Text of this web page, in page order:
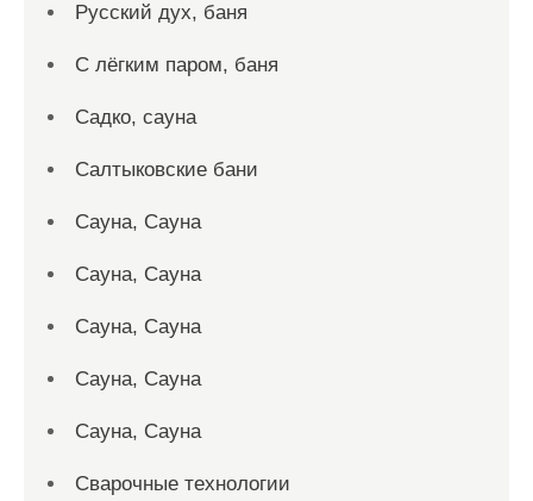
Русский дух, баня
С лёгким паром, баня
Садко, сауна
Салтыковские бани
Сауна, Сауна
Сауна, Сауна
Сауна, Сауна
Сауна, Сауна
Сауна, Сауна
Сварочные технологии